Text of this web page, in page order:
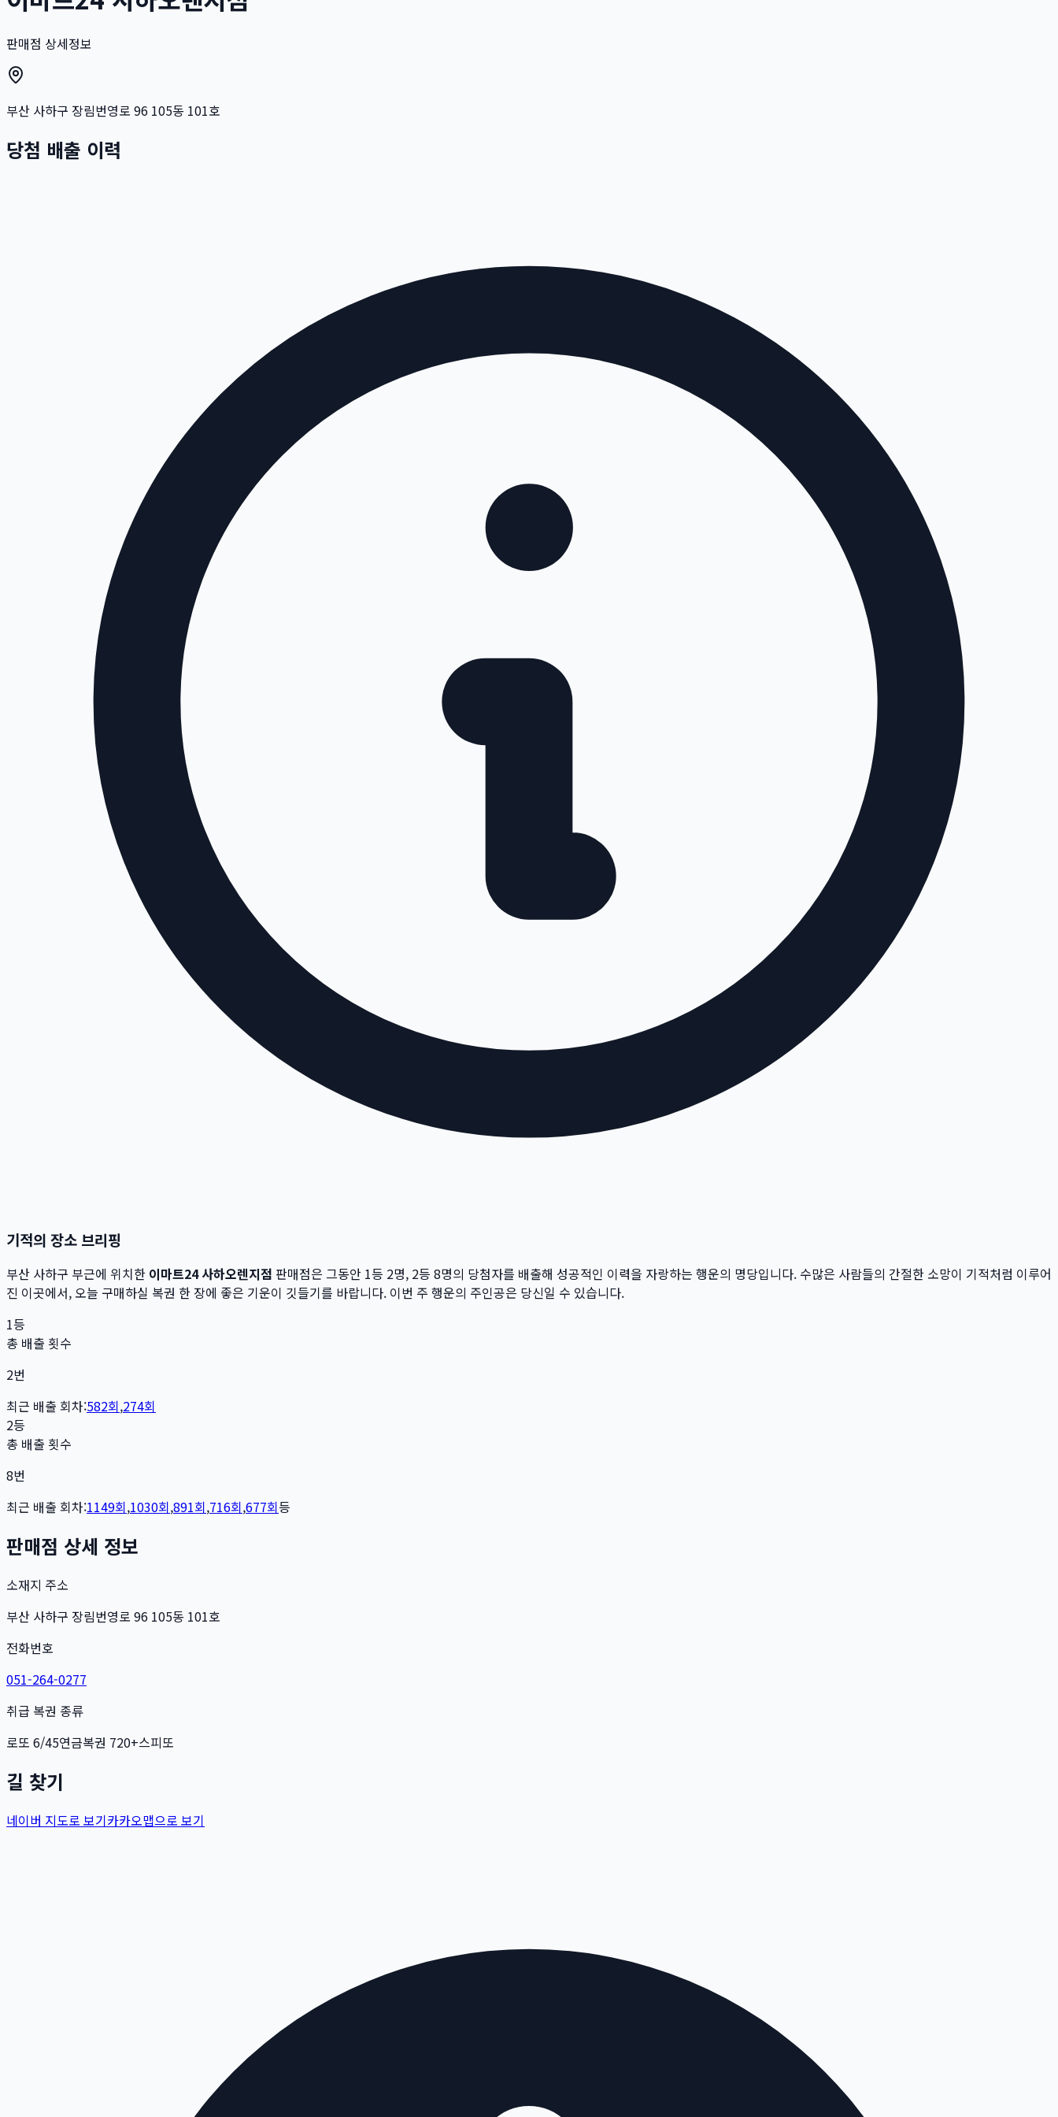
판매점 상세정보
부산 사하구 장림번영로 96 105동 101호
당첨 배출 이력
기적의 장소 브리핑
부산 사하구 부근에 위치한 이마트24 사하오렌지점 판매점은 그동안 1등 2명, 2등 8명의 당첨자를 배출해 성공적인 이력을 자랑하는 행운의 명당입니다. 수많은 사람들의 간절한 소망이 기적처럼 이루어
진 이곳에서, 오늘 구매하실 복권 한 장에 좋은 기운이 깃들기를 바랍니다. 이번 주 행운의 주인공은 당신일 수 있습니다.
1등
총 배출 횟수
2번
최근 배출 회차:582회,274회
2등
총 배출 횟수
8번
최근 배출 회차:1149회,1030회,891회,716회,677회등
판매점 상세 정보
소재지 주소
부산 사하구 장림번영로 96 105동 101호
전화번호
051-264-0277
취급 복권 종류
로또 6/45연금복권 720+스피또
길 찾기
네이버 지도로 보기카카오맵으로 보기